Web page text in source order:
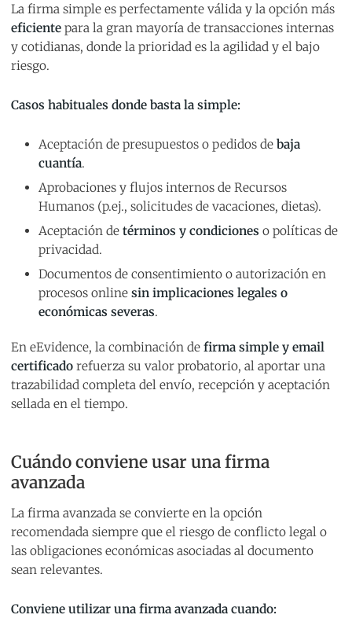
La firma simple es perfectamente válida y la opción más
eficiente para la gran mayoría de transacciones internas
y cotidianas, donde la prioridad es la agilidad y el bajo
riesgo.
Casos habituales donde basta la simple:
Aceptación de presupuestos o pedidos de baja
cuantía.
Aprobaciones y flujos internos de Recursos
Humanos (p.ej., solicitudes de vacaciones, dietas).
Aceptación de términos y condiciones o políticas de
privacidad.
Documentos de consentimiento o autorización en
procesos online sin implicaciones legales o
económicas severas.
En eEvidence, la combinación de firma simple y email
certificado refuerza su valor probatorio, al aportar una
trazabilidad completa del envío, recepción y aceptación
sellada en el tiempo.
Cuándo conviene usar una firma
avanzada
La firma avanzada se convierte en la opción
recomendada siempre que el riesgo de conflicto legal o
las obligaciones económicas asociadas al documento
sean relevantes.
Conviene utilizar una firma avanzada cuando: